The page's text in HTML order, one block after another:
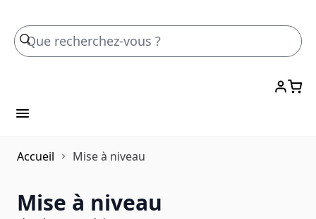
Accueil Mise à niveau
Mise à niveau